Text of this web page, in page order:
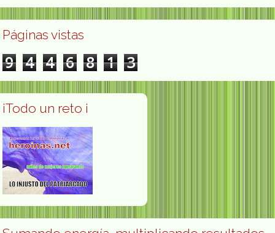
Páginas vistas
9 4 4 6 8 1 3
¡Todo un reto ¡